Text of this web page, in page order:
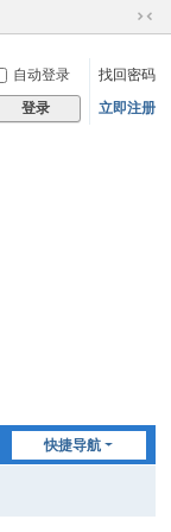
切
到
窄
自动登录
找回密码
登录 立即注册
快捷导航